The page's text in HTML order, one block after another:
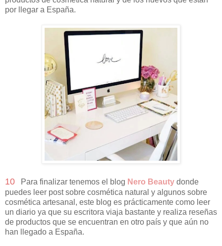
por llegar a España.
10 Para finalizar tenemos el blog Nero Beauty donde
puedes leer post sobre cosmética natural y algunos sobre
cosmética artesanal, este blog es prácticamente como leer
un diario ya que su escritora viaja bastante y realiza reseñas
de productos que se encuentran en otro país y que aún no
han llegado a España.